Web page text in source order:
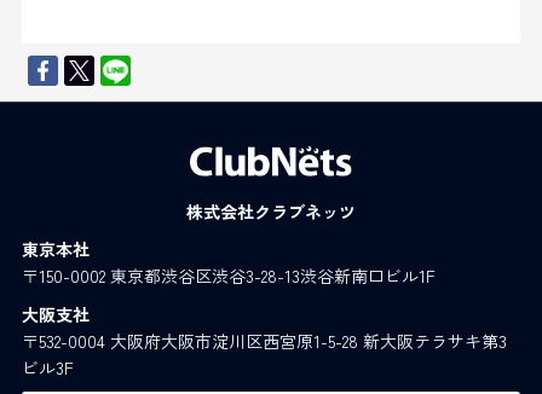
株式会社クラブネッツ
東京本社
〒150-0002 東京都渋谷区渋谷3-28-13渋谷新南口ビル1F
大阪支社
〒532-0004 大阪府大阪市淀川区西宮原1-5-28 新大阪テラサキ第3
ビル3F